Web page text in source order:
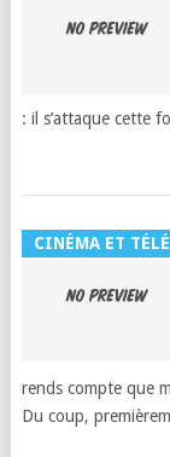
: il s’at­taque cette
CINÉMA ET TÉLÉ
rends compte que
Du coup,